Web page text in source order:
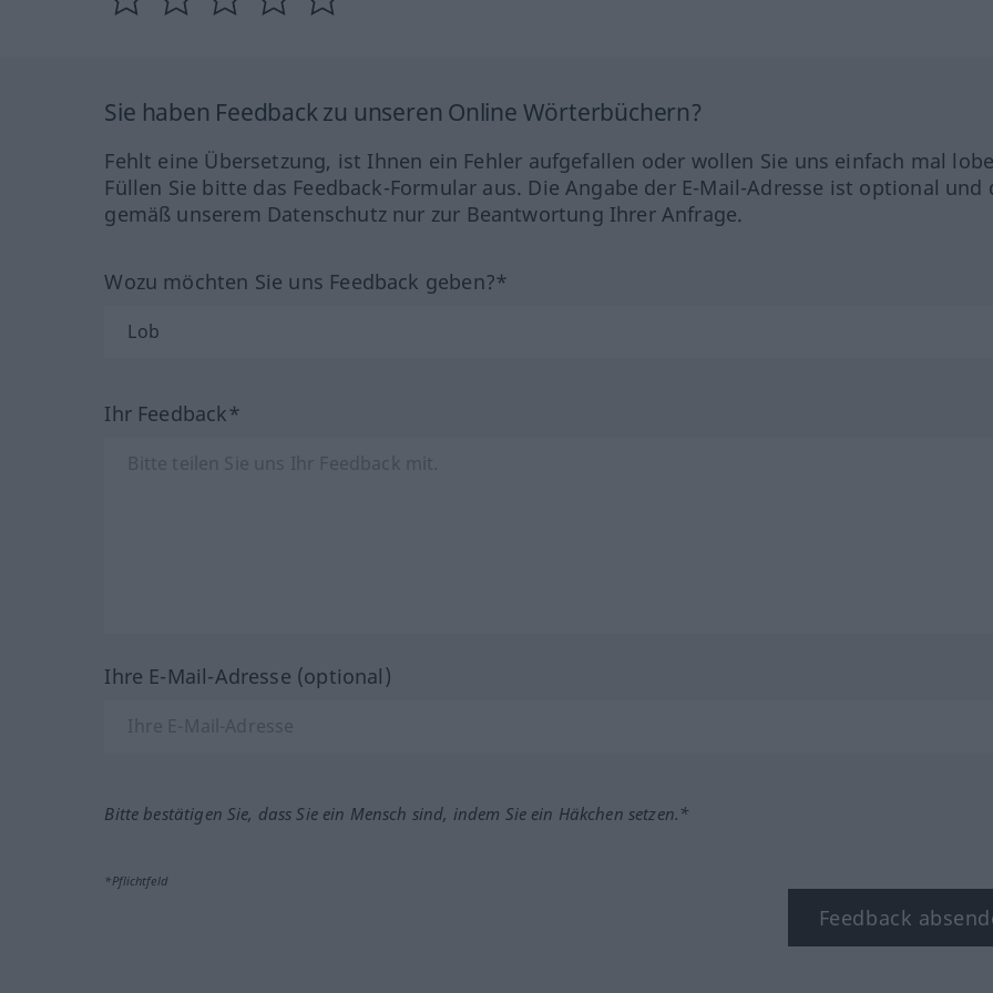
Sie haben Feedback zu unseren Online Wörterbüchern?
Fehlt eine Übersetzung, ist Ihnen ein Fehler aufgefallen oder wollen Sie uns einfach mal
Füllen Sie bitte das Feedback-Formular aus. Die Angabe der E-Mail-Adresse ist optional und
gemäß unserem Datenschutz nur zur Beantwortung Ihrer Anfrage.
Wozu möchten Sie uns Feedback geben?*
Ihr Feedback*
Ihre E-Mail-Adresse (optional)
Bitte bestätigen Sie, dass Sie ein Mensch sind, indem Sie ein Häkchen setzen.*
*Pflichtfeld
Feedback